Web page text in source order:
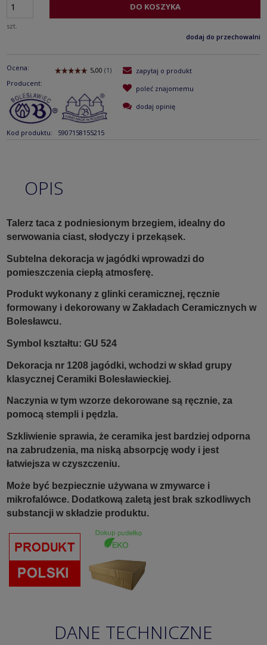
szt.
DO KOSZYKA
dodaj do przechowalni
Ocena:
Producent:
Kod produktu: 5907158155215
zapytaj o produkt
poleć znajomemu
dodaj opinię
OPIS
Talerz taca z podniesionym brzegiem, idealny do
serwowania ciast, słodyczy i przekąsek.
Subtelna dekoracja w jagódki wprowadzi do
pomieszczenia ciepłą atmosferę.
Produkt wykonany z glinki ceramicznej, ręcznie
formowany i dekorowany w Zakładach Ceramicznych w
Bolesławcu.
Symbol kształtu: GU 524
Dekoracja nr 1208 jagódki, wchodzi w skład grupy
klasycznej Ceramiki Bolesławieckiej.
Naczynia w tym wzorze dekorowane są ręcznie, za
pomocą stempli i pędzla.
Szkliwienie sprawia, że ceramika jest bardziej odporna
na zabrudzenia, ma niską absorpcję wody i jest
łatwiejsza w czyszczeniu.
Może być bezpiecznie używana w zmywarce i
mikrofalówce. Dodatkową zaletą jest brak szkodliwych
substancji w składzie produktu.
DANE TECHNICZNE